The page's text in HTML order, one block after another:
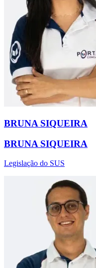
BRUNA SIQUEIRA
BRUNA SIQUEIRA
Legislação do SUS